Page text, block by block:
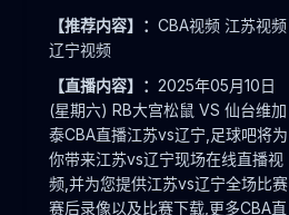
【推荐内容】： CBA视频 江苏视频
辽宁视频
【直播内容】： 2025年05月10日
(星期六) RB大宫松鼠 VS 仙台维加
泰CBA直播江苏vs辽宁,足球吧将为
你带来江苏vs辽宁现场在线直播视
频,并为您提供江苏vs辽宁全场比赛
赛后录像以及比赛下载,更多CBA直